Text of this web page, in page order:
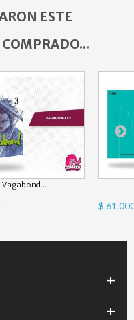
ESTE
Vagabond...
$